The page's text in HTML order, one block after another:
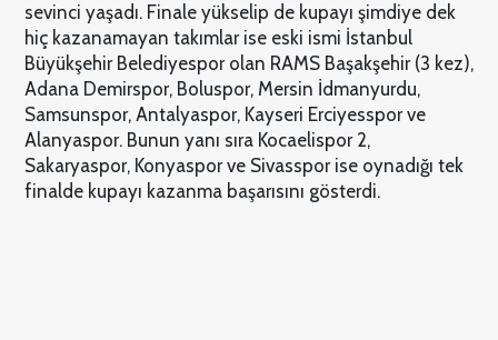
sevinci yaşadı. Finale yükselip de kupayı şimdiye dek
hiç kazanamayan takımlar ise eski ismi İstanbul
Büyükşehir Belediyespor olan RAMS Başakşehir (3 kez),
Adana Demirspor, Boluspor, Mersin İdmanyurdu,
Samsunspor, Antalyaspor, Kayseri Erciyesspor ve
Alanyaspor. Bunun yanı sıra Kocaelispor 2,
Sakaryaspor, Konyaspor ve Sivasspor ise oynadığı tek
finalde kupayı kazanma başarısını gösterdi.